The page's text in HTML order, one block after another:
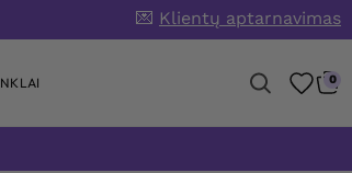
💌 Klientų aptarnavimas
0